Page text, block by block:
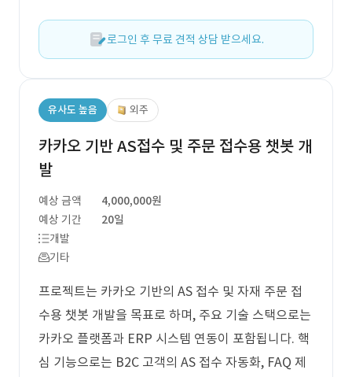
로그인 후 무료 견적 상담 받으세요.
유사도 높음 외주
카카오 기반 AS접수 및 주문 접수용 챗봇 개
발
예상 금액
4,000,000원
예상 기간
20일
개발
기타
프로젝트는 카카오 기반의 AS 접수 및 자재 주문 접
수용 챗봇 개발을 목표로 하며, 주요 기술 스택으로는
카카오 플랫폼과 ERP 시스템 연동이 포함됩니다. 핵
심 기능으로는 B2C 고객의 AS 접수 자동화, FAQ 제